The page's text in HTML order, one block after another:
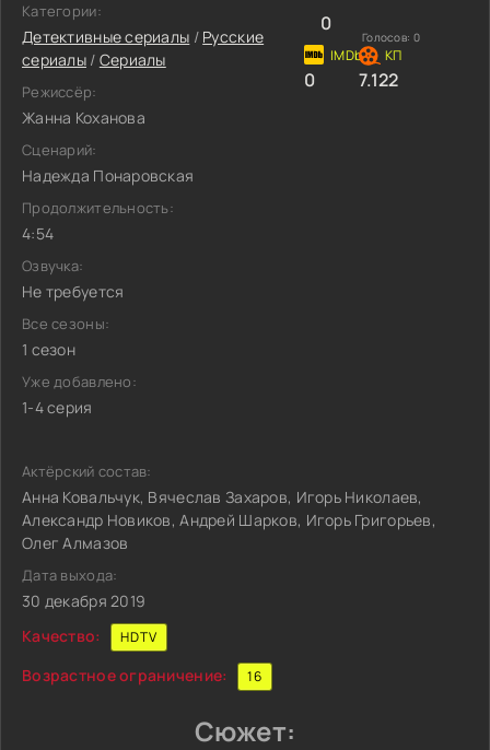
Категории:
Детективные сериалы / Русские
сериалы/ Сериалы
Режиссёр:
Жанна Коханова
Сценарий:
Надежда Понаровская
Продолжительность:
4:54
Озвучка:
Не требуется
Все сезоны:
1 сезон
Уже добавлено:
1-4 серия
0
Голосов: 0
0 7.122
Актёрский состав:
Анна Ковальчук, Вячеслав Захаров, Игорь Николаев,
Александр Новиков, Андрей Шарков, Игорь Григорьев,
Олег Алмазов
Дата выхода:
30 декабря 2019
Качество:
HDTV
Возрастное ограничение: 16
Сюжет: